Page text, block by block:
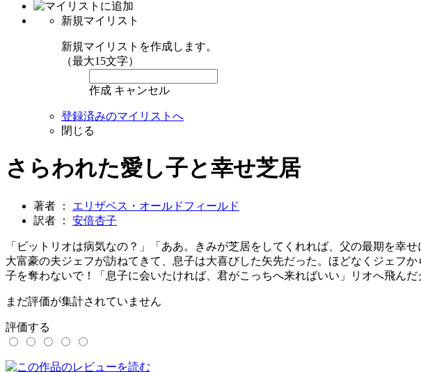
新規マイリスト
新規マイリストを作成します。
（最大15文字）
作成 キャンセル
登録済みのマイリストへ
閉じる
さらわれた愛し子と幸せ芝居
著者 ： エリザベス・オールドフィールド
訳者 ： 安倍杏子
「ビットリオは病気なの？」「ああ。きみが芝居をしてくれれば、父の最期を
大富豪の夫ジェフが訪ねてきて、息子は大喜びした矢先だった。ほどなくジェ
子を奪わないで！「息子に会いたければ、君がこっちへ来ればいい」リオへ飛ん
まだ評価が集計されていません
評価する